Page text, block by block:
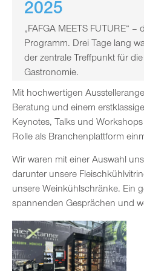
2025
„FAFGA MEETS FUTURE“ –
Programm. Drei Tage lang
der zentrale Treffpunkt für
Gastronomie.
Mit hochwertigen
Beratung und einem
Keynotes, Talks und
Rolle als Branchenplattform
Wir waren mit einer Auswahl
darunter unsere
unsere Weinkühlschränke. Ein
spannenden Gesprächen und